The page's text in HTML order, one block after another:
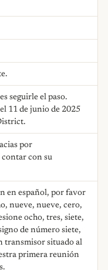
seguirle el paso.
11 de junio de 2025
por
contar con su
en español, por favor
nueve, nueve, cero,
ocho, tres, siete,
de número siete,
transmisor situado al
primera reunión